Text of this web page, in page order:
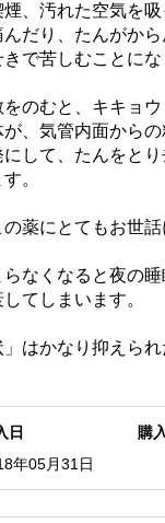
、汚れた空気を
だり、 たんがか
で苦しむことにな
のむと、キキョ
、気管内面から
して、たんをと
。
薬にとてもお世話
らなくなると夜の
てしまいます。
はかなり抑えら
日
年05月31日
購